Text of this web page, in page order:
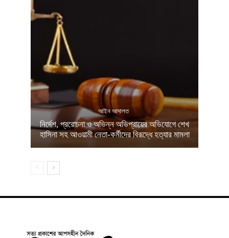
আইন আদালত
নির্দেশ, প্ররোচনা ও অভিন্ন অভিপ্রায়ের অভিযোগে শেখ
হাসিনা সহ আওয়ামী নেতা-কর্মীদের বিরূদ্ধে হত্যার মামলা